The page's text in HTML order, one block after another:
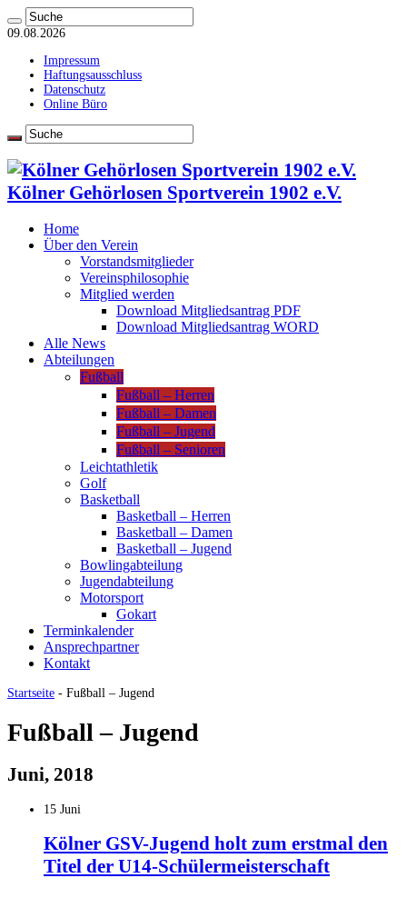
09.08.2026
Impressum
Haftungsausschluss
Datenschutz
Online Büro
Kölner Gehörlosen Sportverein 1902 e.V.
Home
Über den Verein
Vorstandsmitglieder
Vereinsphilosophie
Mitglied werden
Download Mitgliedsantrag PDF
Download Mitgliedsantrag WORD
Alle News
Abteilungen
Fußball
Fußball – Herren
Fußball – Damen
Fußball – Jugend
Fußball – Senioren
Leichtathletik
Golf
Basketball
Basketball – Herren
Basketball – Damen
Basketball – Jugend
Bowlingabteilung
Jugendabteilung
Motorsport
Gokart
Terminkalender
Ansprechpartner
Kontakt
Startseite - Fußball – Jugend
Fußball – Jugend
Juni, 2018
15 Juni
Kölner GSV-Jugend holt zum erstmal den
Titel der U14-Schülermeisterschaft